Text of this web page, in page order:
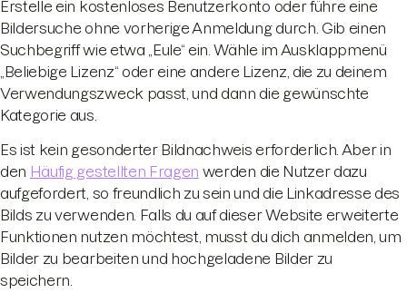
Erstelle ein kostenloses Benutzerkonto oder führe eine
Bildersuche ohne vorherige Anmeldung durch. Gib einen
Suchbegriff wie etwa „Eule“ ein. Wähle im Ausklappmenü
„Beliebige Lizenz“ oder eine andere Lizenz, die zu deinem
Verwendungszweck passt, und dann die gewünschte
Kategorie aus.
Es ist kein gesonderter Bildnachweis erforderlich. Aber in
den Häufig gestellten Fragen werden die Nutzer dazu
aufgefordert, so freundlich zu sein und die Linkadresse des
Bilds zu verwenden. Falls du auf dieser Website erweiterte
Funktionen nutzen möchtest, musst du dich anmelden, um
Bilder zu bearbeiten und hochgeladene Bilder zu
speichern.